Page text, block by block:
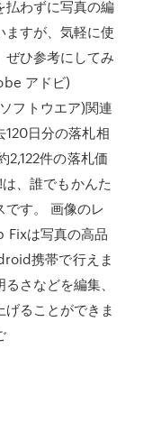
払わずに写真の編
すが、気軽に使
ぜひ参考にしてみ
アドビ)
フトウエア)関連
日分の落札相
2,122件の落札価
、誰でもかんた
す。 画像のレ
は写真の高品
携帯で行えま
さなどを編集、
ることができま